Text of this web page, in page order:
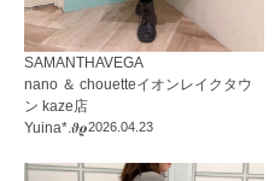
2026.04.23
SAMANTHAVEGA
nano ＆ chouetteイオンレイクタウ
ン kaze店
Yuina*.𝝑𝝔